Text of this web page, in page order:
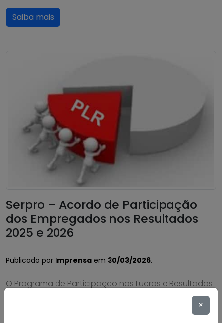
Saiba mais
Serpro – Acordo de Participação
dos Empregados nos Resultados
2025 e 2026
Publicado por Imprensa em 30/03/2026.
O Programa de Participação nos Lucros e Resultados
(PPLR), exercício 2025, com pagamento em 2026, foi
×